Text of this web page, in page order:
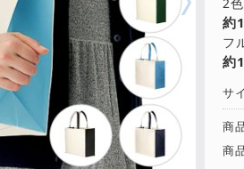
約
フ
約
サ
商
商